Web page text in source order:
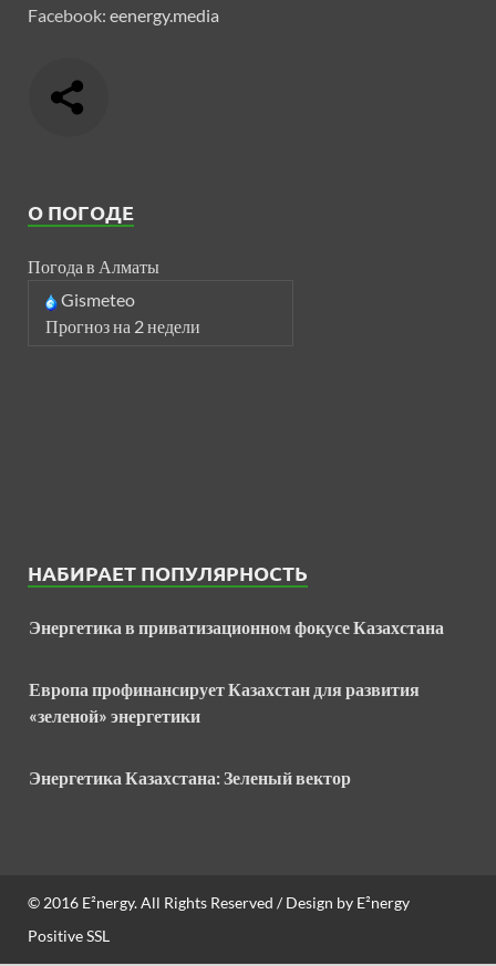
Facebook: eenergy.media
О ПОГОДЕ
Погода в Алматы
Gismeteo
Прогноз на 2 недели
НАБИРАЕТ ПОПУЛЯРНОСТЬ
Энергетика в приватизационном фокусе Казахстана
Европа профинансирует Казахстан для развития
«зеленой» энергетики
Энергетика Казахстана: Зеленый вектор
© 2016 E²nergy. All Rights Reserved / Design by E²nergy
Positive SSL